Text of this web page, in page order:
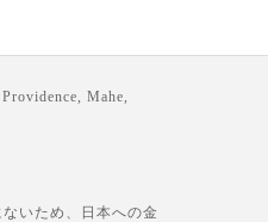
Mahe,
いため、日本への金